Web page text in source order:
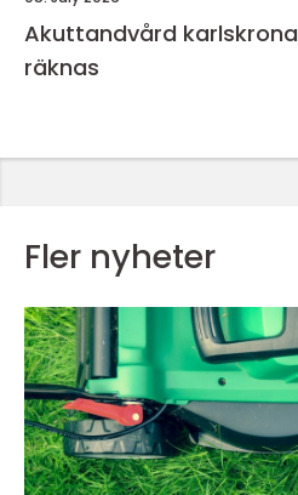
Akuttandvård karlskrona när varje minut
räknas
Fler nyheter